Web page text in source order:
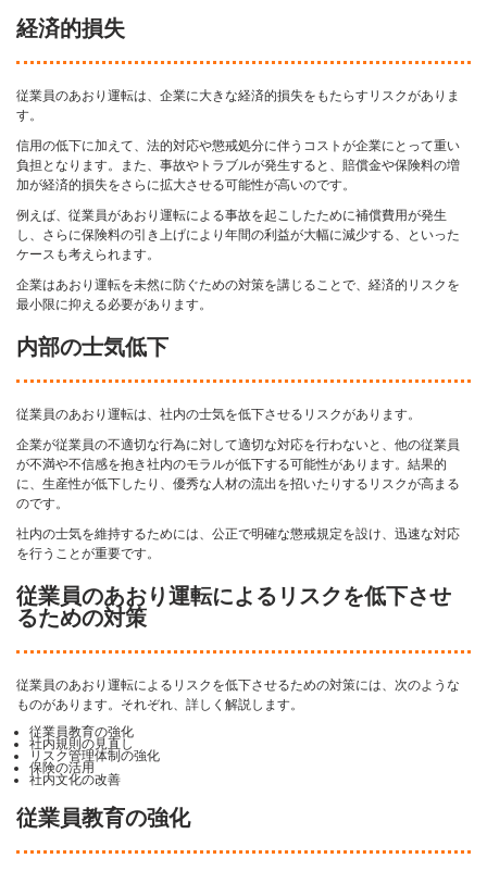
経済的損失
従業員のあおり運転は、企業に大きな経済的損失をもたらすリスクがありま
す。
信用の低下に加えて、法的対応や懲戒処分に伴うコストが企業にとって重い
負担となります。また、事故やトラブルが発生すると、賠償金や保険料の増
加が経済的損失をさらに拡大させる可能性が高いのです。
例えば、従業員があおり運転による事故を起こしたために補償費用が発生
し、さらに保険料の引き上げにより年間の利益が大幅に減少する、といった
ケースも考えられます。
企業はあおり運転を未然に防ぐための対策を講じることで、経済的リスクを
最小限に抑える必要があります。
内部の士気低下
従業員のあおり運転は、社内の士気を低下させるリスクがあります。
企業が従業員の不適切な行為に対して適切な対応を行わないと、他の従業員
が不満や不信感を抱き社内のモラルが低下する可能性があります。結果的
に、生産性が低下したり、優秀な人材の流出を招いたりするリスクが高まる
のです。
社内の士気を維持するためには、公正で明確な懲戒規定を設け、迅速な対応
を行うことが重要です。
従業員のあおり運転によるリスクを低下させ
るための対策
従業員のあおり運転によるリスクを低下させるための対策には、次のような
ものがあります。それぞれ、詳しく解説します。
従業員教育の強化
社内規則の見直し
リスク管理体制の強化
保険の活用
社内文化の改善
従業員教育の強化